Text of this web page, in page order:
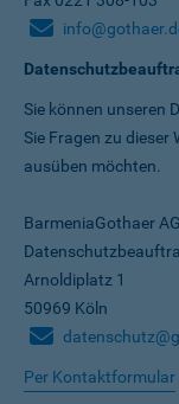
Sie können unseren
Sie Fragen zu dieser
ausüben möchten.
BarmeniaGothaer AG
Arnoldiplatz 1
50969 Köln
Per Kontaktformular